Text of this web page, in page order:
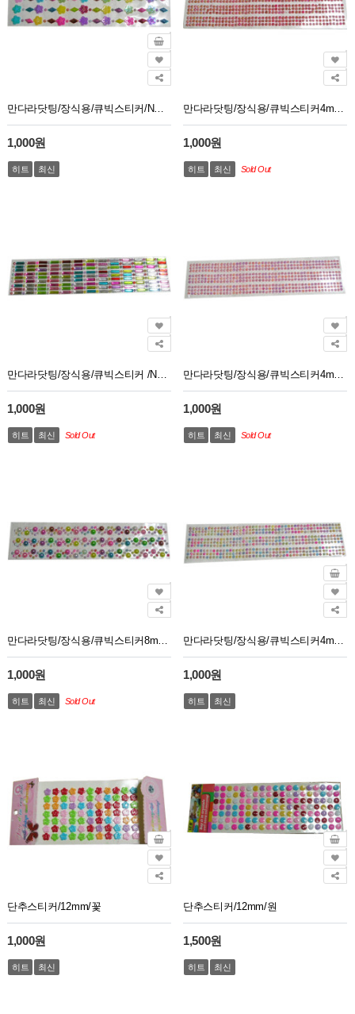
1,000원
히트 최신
1,000원
히트 최신 Sold Out
1,000원
히트 최신 Sold Out
1,000원
히트 최신 Sold Out
1,000원
히트 최신 Sold Out
1,000원
히트 최신
단추스티커/12mm/꽃
1,000원
히트 최신
단추스티커/12mm/원
1,500원
히트 최신